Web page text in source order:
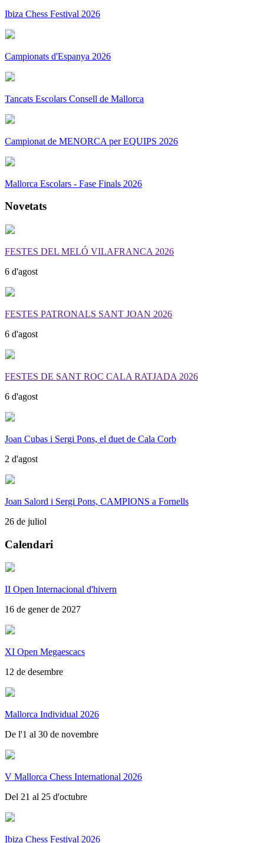
Ibiza Chess Festival 2026
Campionats d'Espanya 2026
Tancats Escolars Consell de Mallorca
Campionat de MENORCA per EQUIPS 2026
Mallorca Escolars - Fase Finals 2026
Novetats
FESTES DEL MELÓ VILAFRANCA 2026
6 d'agost
FESTES PATRONALS SANT JOAN 2026
6 d'agost
FESTES DE SANT ROC CALA RATJADA 2026
6 d'agost
Joan Cubas i Sergi Pons, el duet de Cala Corb
2 d'agost
Joan Salord i Sergi Pons, CAMPIONS a Fornells
26 de juliol
Calendari
II Open Internacional d'hivern
16 de gener de 2027
XI Open Megaescacs
12 de desembre
Mallorca Individual 2026
De l'1 al 30 de novembre
V Mallorca Chess International 2026
Del 21 al 25 d'octubre
Ibiza Chess Festival 2026